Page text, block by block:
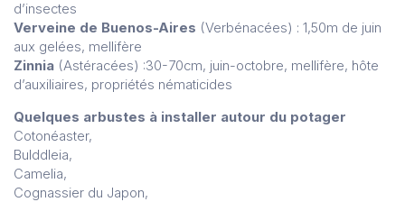
d’insectes
Verveine de Buenos-Aires (Verbénacées) : 1,50m de juin
aux gelées, mellifère
Zinnia (Astéracées) :30-70cm, juin-octobre, mellifère, hôte
d’auxiliaires, propriétés nématicides
Quelques arbustes à installer autour du potager
Cotonéaster,
Bulddleia,
Camelia,
Cognassier du Japon,